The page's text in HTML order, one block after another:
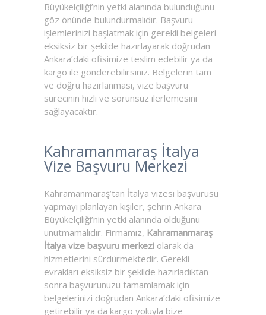
Büyükelçiliği’nin yetki alanında bulunduğunu
göz önünde bulundurmalıdır. Başvuru
işlemlerinizi başlatmak için gerekli belgeleri
eksiksiz bir şekilde hazırlayarak doğrudan
Ankara’daki ofisimize teslim edebilir ya da
kargo ile gönderebilirsiniz. Belgelerin tam
ve doğru hazırlanması, vize başvuru
sürecinin hızlı ve sorunsuz ilerlemesini
sağlayacaktır.
Kahramanmaraş İtalya
Vize Başvuru Merkezi
Kahramanmaraş’tan İtalya vizesi başvurusu
yapmayı planlayan kişiler, şehrin Ankara
Büyükelçiliği’nin yetki alanında olduğunu
unutmamalıdır. Firmamız, Kahramanmaraş
İtalya vize başvuru merkezi olarak da
hizmetlerini sürdürmektedir. Gerekli
evrakları eksiksiz bir şekilde hazırladıktan
sonra başvurunuzu tamamlamak için
belgelerinizi doğrudan Ankara’daki ofisimize
getirebilir ya da kargo yoluyla bize